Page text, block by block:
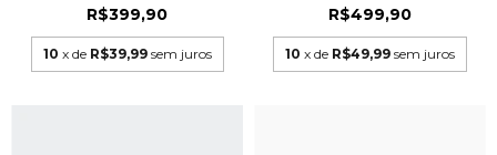
R$399,90
10 x de R$39,99 sem juros
R$499,90
10 x de R$49,99 sem juros